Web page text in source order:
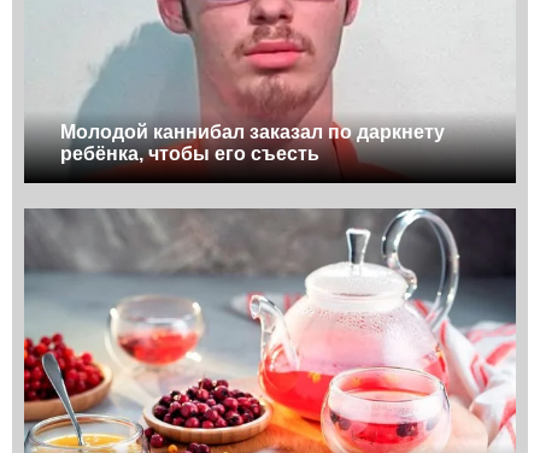
Молодой каннибал заказал по даркнету
ребёнка, чтобы его съесть